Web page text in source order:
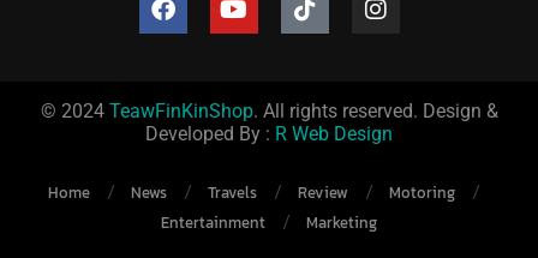
© 2024 TeawFinKinShop. All rights reserved. Design &
Developed By : R Web Design
Home News Travels Review
Motoring
Entertainment
Marketing